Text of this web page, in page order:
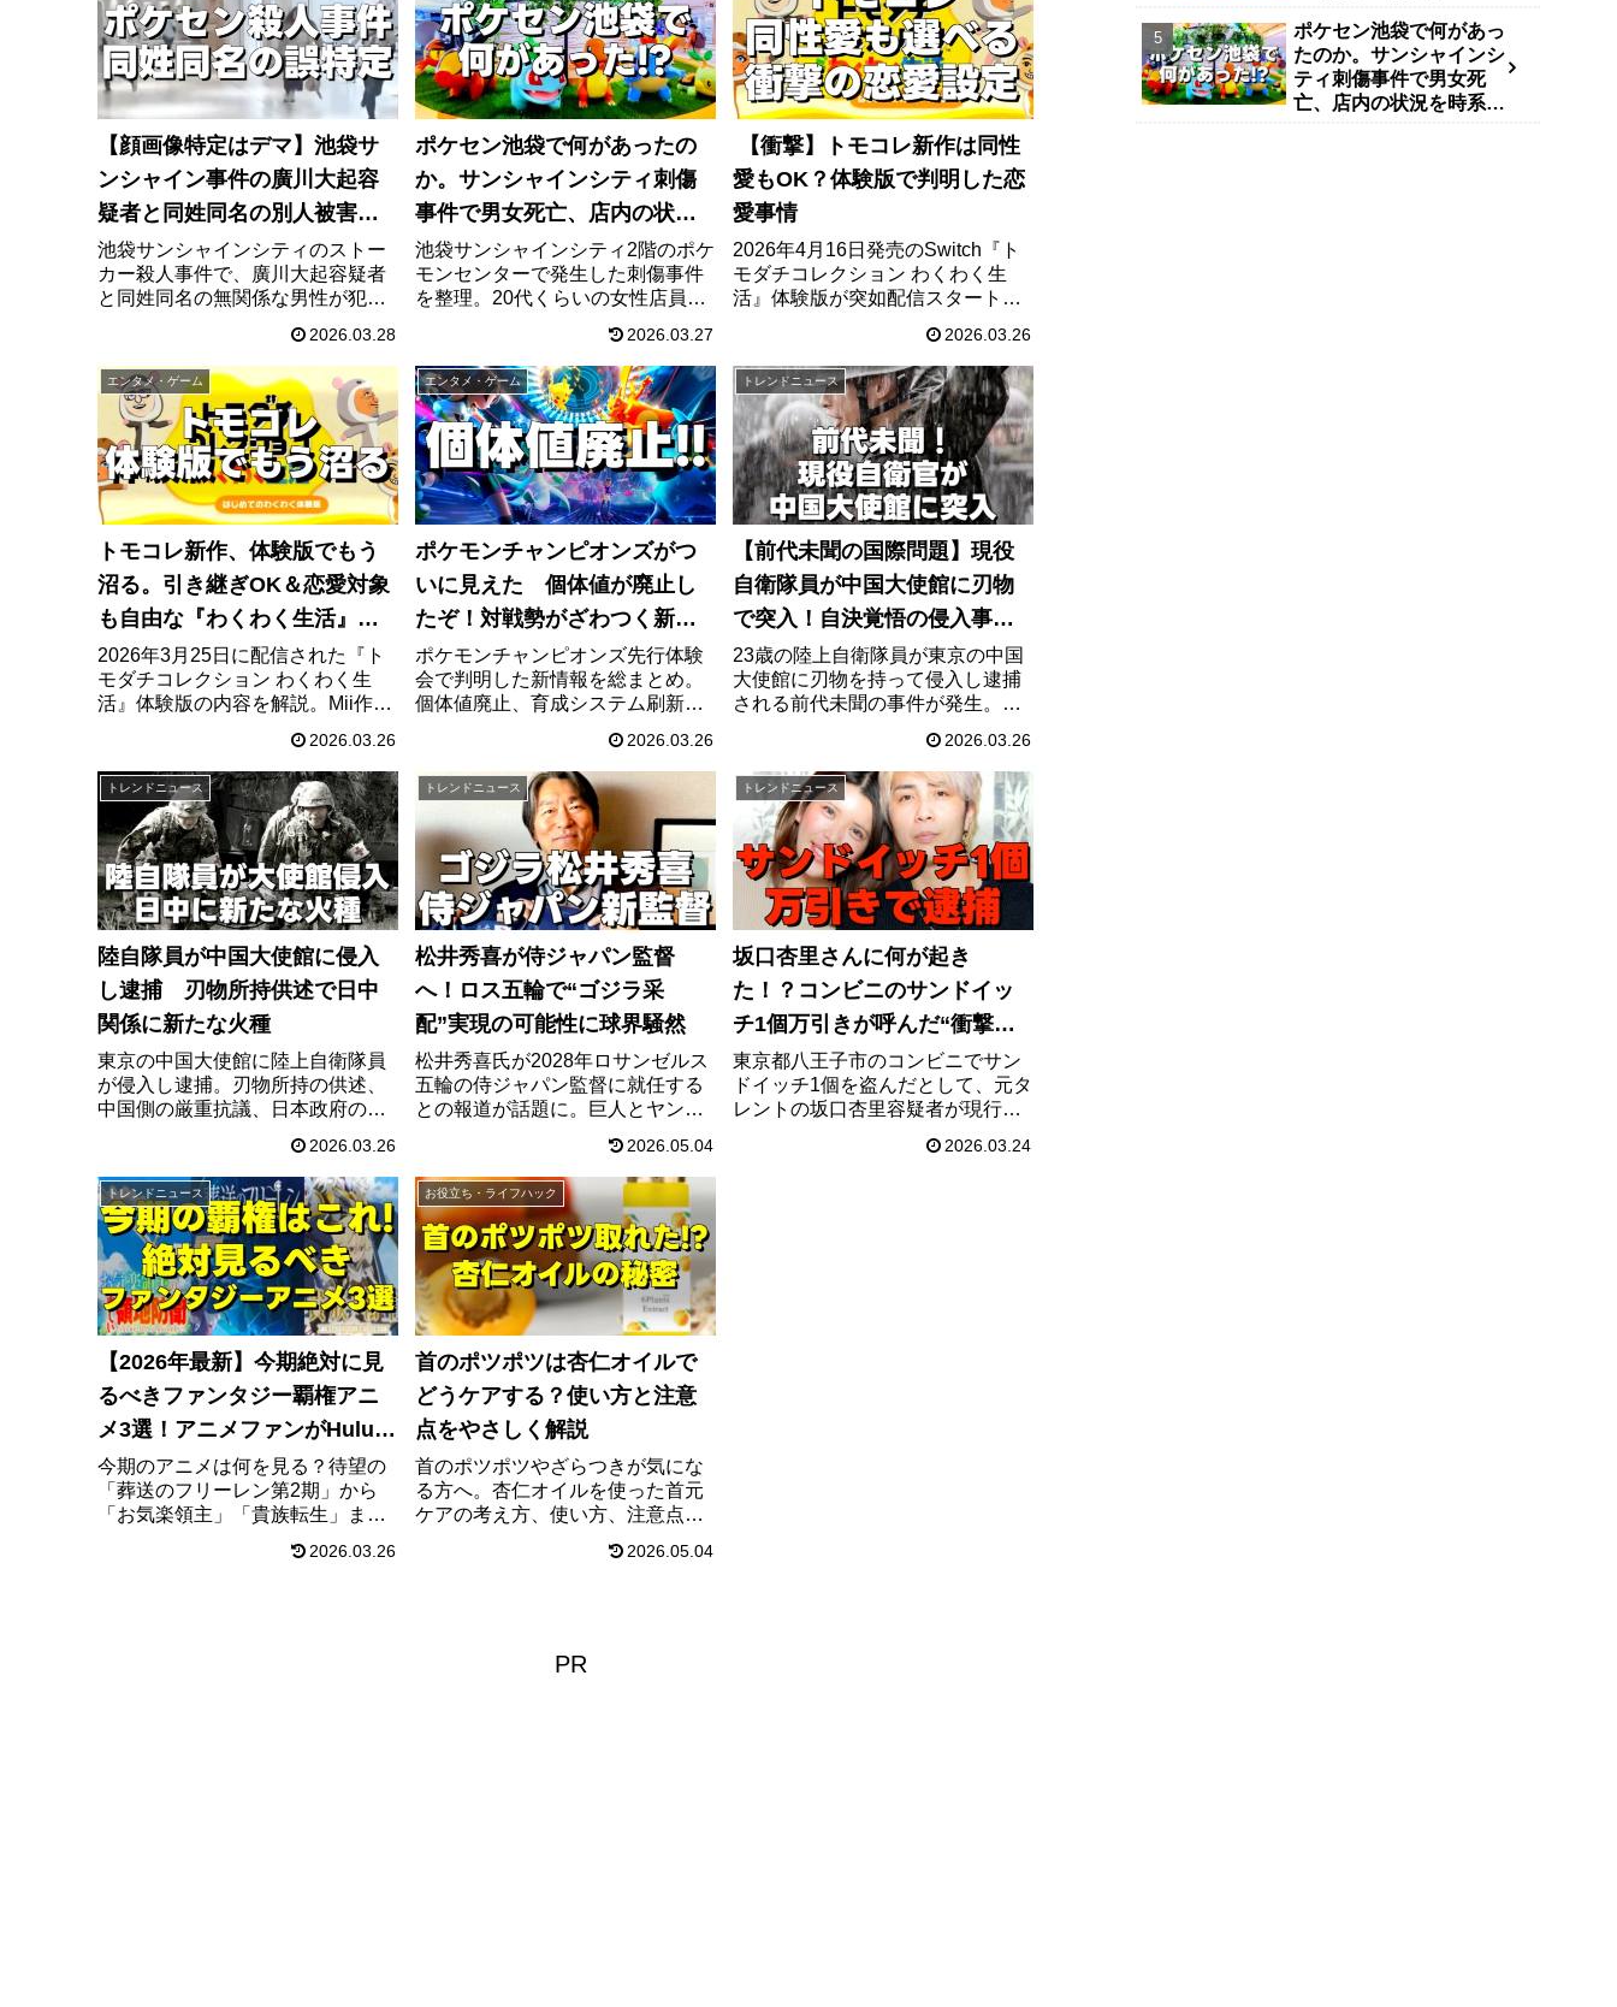
たかな価格戦略まで、表を用いて
わかりやすく徹底解説します。
【顔画像特定はデマ】池袋サ
ンシャイン事件の廣川大起容
疑者と同姓同名の別人被害！
SNS拡散の恐怖とストーカー
事件の全貌
池袋サンシャインシティのストー
カー殺人事件で、廣川大起容疑者
と同姓同名の無関係な男性が犯人
定班によるデマ拡散の法的リスク
と、逮捕や禁止命令でも防げなか
った事件の全貌と日本のストーカ
ー対策の限界を徹底解説します。
2026.03.28
ポケセン池袋で何があったの
か。サンシャインシティ刺傷
事件で男女死亡、店内の状況
を時系列で整理
池袋サンシャインシティ2階のポケ
モンセンターで発生した刺傷事件
を整理。20代くらいの女性店員と
して捜査中。防犯カメラの内容、
目撃証言、現時点で分かっている
ことを時系列でまとめます。
2026.03.27
【衝撃】トモコレ新作は同性
愛もOK？体験版で判明した恋
愛事情
2026年4月16日発売のSwitch『ト
モダチコレクション わくわく生
活』体験版が突如配信スタート！
「恋愛しない」設定まで選べる、
多様性に特化した最新のMii作成と
無人島生活の全貌を徹底解説しま
す。
2026.03.26
エンタメ・ゲーム
トモコレ新作、体験版でもう
沼る。引き継ぎOK＆恋愛対象
も自由な『わくわく生活』が
強すぎる
2026年3月25日に配信された『ト
モダチコレクション わくわく生
活』体験版の内容を解説。Mii作
スターセット、恋愛対象の自由設
定や家族・親せき設定まで注目ポ
イントを整理。
2026.03.26
エンタメ・ゲーム
ポケモンチャンピオンズがつ
いに見えた 個体値が廃止し
たぞ！対戦勢がざわつく新作
の正体
ポケモンチャンピオンズ先行体験
会で判明した新情報を総まとめ。
個体値廃止、育成システム刷新、
グ、Pokémon HOME連携まで、対
戦勢注目の内容をわかりやすく解
説します。
2026.03.26
トレンドニュース
【前代未聞の国際問題】現役
自衛隊員が中国大使館に刃物
で突入！自決覚悟の侵入事件
が招く最悪のシナリオ
23歳の陸上自衛隊員が東京の中国
大使館に刃物を持って侵入し逮捕
される前代未聞の事件が発生。自
する中国政府の対応、軍国主義復
活の批判など崩壊寸前の日中関係
の全貌に迫ります。
2026.03.26
トレンドニュース
陸自隊員が中国大使館に侵入
し逮捕 刃物所持供述で日中
関係に新たな火種
東京の中国大使館に陸上自衛隊員
が侵入し逮捕。刃物所持の供述、
中国側の厳重抗議、日本政府の対
や事件の経緯まで最新情報を整理
します。
2026.03.26
トレンドニュース
松井秀喜が侍ジャパン監督
へ！ロス五輪で“ゴジラ采
配”実現の可能性に球界騒然
松井秀喜氏が2028年ロサンゼルス
五輪の侍ジャパン監督に就任する
との報道が話題に。巨人とヤンキ
補に挙がる理由、ファンの反応、
現時点の確定情報を整理します。
2026.05.04
トレンドニュース
坂口杏里さんに何が起き
た！？コンビニのサンドイッ
チ1個万引きが呼んだ“衝撃逮
捕”の全貌
東京都八王子市のコンビニでサン
ドイッチ1個を盗んだとして、元タ
レントの坂口杏里容疑者が現行犯
間に衝撃が広がった理由をわかり
2026.03.24
トレンドニュース
【2026年最新】今期絶対に見
るべきファンタジー覇権アニ
メ3選！アニメファンがHuluを
選ぶべき理由
今期のアニメは何を見る？待望の
「葬送のフリーレン第2期」から
「お気楽領主」「貴族転生」ま
ー3作品の魅力を解説！さらにアニ
2026.03.26
お役立ち・ライフハック
首のポツポツは杏仁オイルで
どうケアする？使い方と注意
点をやさしく解説
首のポツポツやざらつきが気にな
る方へ。杏仁オイルを使った首元
ケアの考え方、使い方、注意点、
解説します。セルフケア前に知っ
2026.05.04
PR
ポケセン池袋で何があっ
たのか。サンシャインシ
ティ刺傷事件で男女死
亡、店内の状況を時系列